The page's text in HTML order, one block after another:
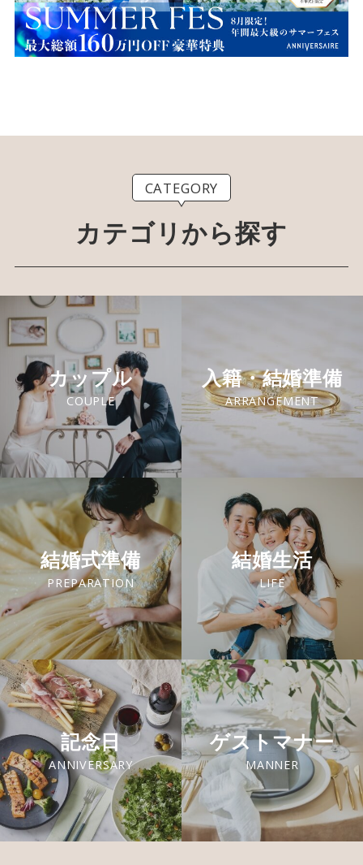
CATEGORY
カテゴリから探す
カップル
COUPLE
入籍・結婚準備
ARRANGEMENT
結婚式準備
PREPARATION
結婚生活
LIFE
記念日
ANNIVERSARY
ゲストマナー
MANNER